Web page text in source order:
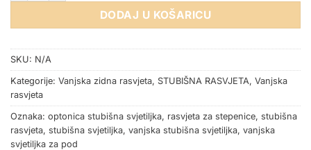
DODAJ U KOŠARICU
SKU: N/A
Kategorije: Vanjska zidna rasvjeta, STUBIŠNA RASVJETA, Vanjska
rasvjeta
Oznaka: optonica stubišna svjetiljka, rasvjeta za stepenice, stubišna
rasvjeta, stubišna svjetiljka, vanjska stubišna svjetiljka, vanjska
svjetiljka za pod